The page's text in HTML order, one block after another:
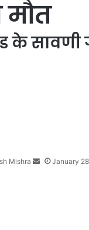
मौत
के
Mishra January